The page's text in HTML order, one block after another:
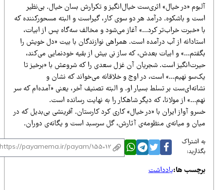
«در خیال» اثری‌ست خیال‌انگیز و تکرارش بسان خیال. بی‌نظیر
و باشکوه. درآمد هر دو سوی کار، گیراست و البته مسحورکننده که
«خبرت خراب‌تر کرد…» آغاز می‌شود و مخالف سه‌گاه پس از ابیات،
از آب درآمده است. همراهی نوازندگان با بیت «دل خویش را
و ابیات بعدش، که ساز نی بیش از بقیه خودنمایی می‌کند،
است. شجریان آن غزل سعدی را که شروعش با «برخیز تا
نهیم…» است، در اوج و خلاقانه می‌خواند که نشان و
بر تسلط بسیار او. و البته تصنیف آخر، یعنی «آمده‌ام که سر
از مولانا، که دیگر شاهکار را به نهایت رسانده است.
آواز ایران با «در خیال» کاری کرد کارستان. آفرینشی بی‌بدیل که در
و میانه‌ی منظومه‌ی آثارش، گل سرسبد است و یگانه‌ی دوران.
اشتراک
ها:یادداشت